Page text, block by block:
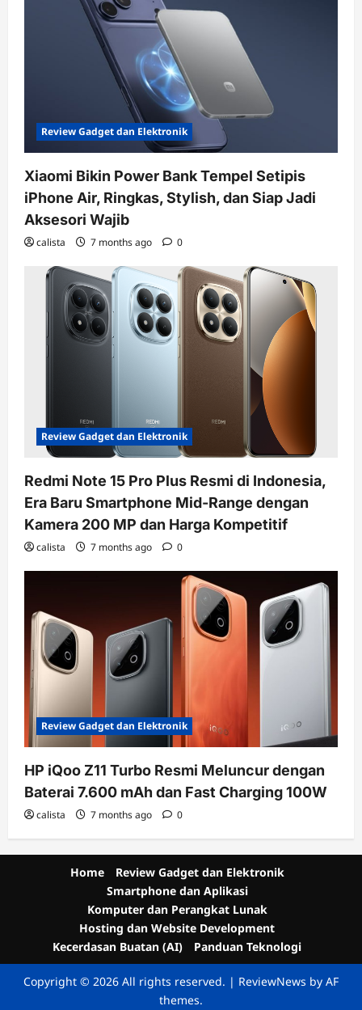
Review Gadget dan Elektronik
Xiaomi Bikin Power Bank Tempel Setipis
iPhone Air, Ringkas, Stylish, dan Siap Jadi
Aksesori Wajib
calista 7 months ago 0
Review Gadget dan Elektronik
Redmi Note 15 Pro Plus Resmi di Indonesia,
Era Baru Smartphone Mid-Range dengan
Kamera 200 MP dan Harga Kompetitif
calista 7 months ago 0
Review Gadget dan Elektronik
HP iQoo Z11 Turbo Resmi Meluncur dengan
Baterai 7.600 mAh dan Fast Charging 100W
calista 7 months ago 0
Home
Review Gadget dan Elektronik
Smartphone dan Aplikasi
Komputer dan Perangkat Lunak
Hosting dan Website Development
Kecerdasan Buatan (AI)
Panduan Teknologi
Copyright © 2026 All rights reserved. | ReviewNews by AF
themes.